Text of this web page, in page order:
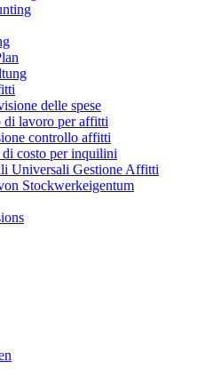
delle spese
di lavoro per affitti
controllo affitti
costo per inquilini
Universali Gestione Affitti
Stockwerkeigentum